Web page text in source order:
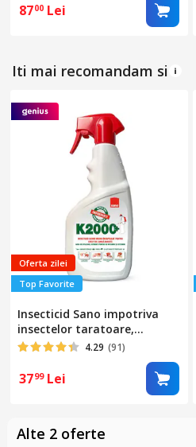
8700 Lei
Iti mai recomandam si
Oferta zilei
Top Favorite
Insecticid Sano impotriva
insectelor taratoare,
Microcapsulat, K-2000+
4.29 (91)
3799 Lei
Alte 2 oferte